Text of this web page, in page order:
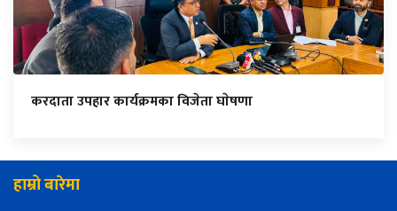
करदाता उपहार कार्यक्रमका विजेता घाेषणा
हाम्रो बारेमा